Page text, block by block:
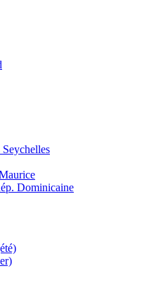
Dominicaine